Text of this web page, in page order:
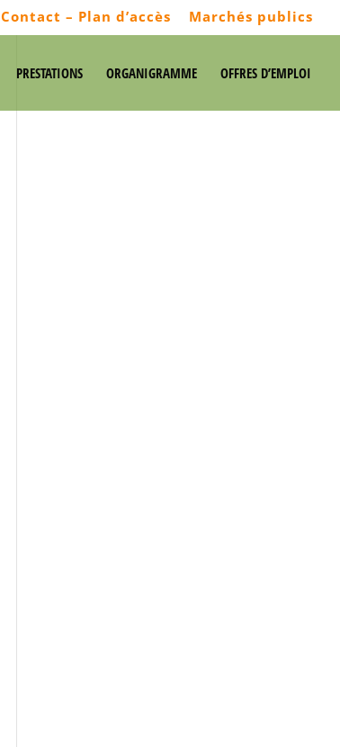
Contact – Plan d’accès Marchés publics
PRESTATIONS ORGANIGRAMME OFFRES D’EMPLOI